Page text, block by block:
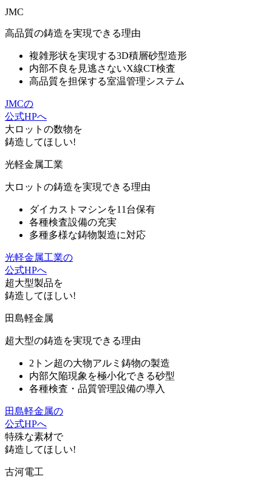
JMC
高品質の鋳造を実現できる理由
複雑形状を実現する3D積層砂型造形
内部不良を見逃さないX線CT検査
高品質を担保する室温管理システム
JMCの
公式HPへ
大ロット の数物を
鋳造してほしい!
光軽金属工業
大ロットの鋳造を実現できる理由
ダイカストマシンを11台保有
各種検査設備の充実
多種多様な鋳物製造に対応
光軽金属工業の
公式HPへ
超大型製品を
鋳造してほしい!
田島軽金属
超大型の鋳造を実現できる理由
2トン超の大物アルミ鋳物の製造
内部欠陥現象を極小化できる砂型
各種検査・品質管理設備の導入
田島軽金属の
公式HPへ
特殊な素材で
鋳造してほしい!
古河電工